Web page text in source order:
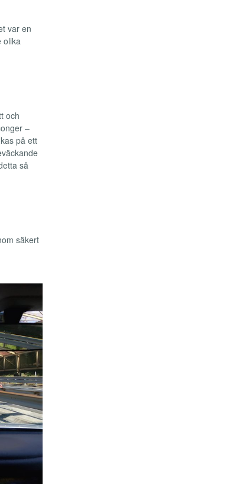
var en
olika
och
–
på ett
så
säkert